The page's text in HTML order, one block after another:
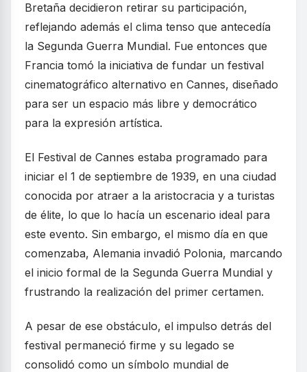
Bretaña decidieron retirar su participación,
reflejando además el clima tenso que antecedía
la Segunda Guerra Mundial. Fue entonces que
Francia tomó la iniciativa de fundar un festival
cinematográfico alternativo en Cannes, diseñado
para ser un espacio más libre y democrático
para la expresión artística.
El Festival de Cannes estaba programado para
iniciar el 1 de septiembre de 1939, en una ciudad
conocida por atraer a la aristocracia y a turistas
de élite, lo que lo hacía un escenario ideal para
este evento. Sin embargo, el mismo día en que
comenzaba, Alemania invadió Polonia, marcando
el inicio formal de la Segunda Guerra Mundial y
frustrando la realización del primer certamen.
A pesar de ese obstáculo, el impulso detrás del
festival permaneció firme y su legado se
consolidó como un símbolo mundial de